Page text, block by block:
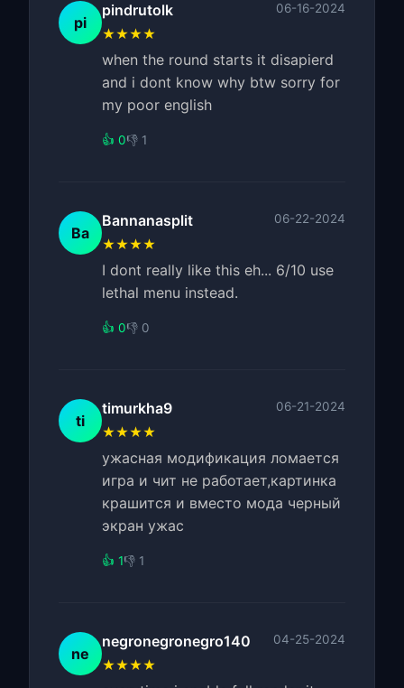
pi
pindrutolk 06-16-2024
★★★★
when the round starts it disapierd
and i dont know why btw sorry for
my poor english
👍 0👎 1
Ba
Bannanasplit 06-22-2024
★★★★
I dont really like this eh... 6/10 use
lethal menu instead.
👍 0👎 0
ti
timurkha9 06-21-2024
★★★★
ужасная модификация ломается
игра и чит не работает,картинка
крашится и вместо мода черный
экран ужас
👍 1👎 1
ne
negronegronegro140 04-25-2024
★★★★